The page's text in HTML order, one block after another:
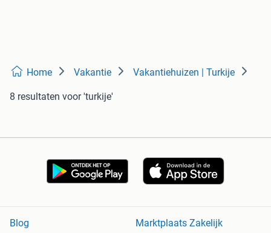
Home Vakantie Vakantiehuizen | Turkije
8 resultaten voor 'turkije'
Blog
Marktplaats Zakelijk